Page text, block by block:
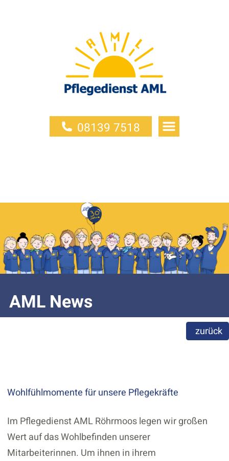
08139 7518
AML News
zurück
Wohlfühlmomente für unsere Pflegekräfte
Im Pflegedienst AML Röhrmoos legen wir großen
Wert auf das Wohlbefinden unserer
Mitarbeiterinnen. Um ihnen in ihrem